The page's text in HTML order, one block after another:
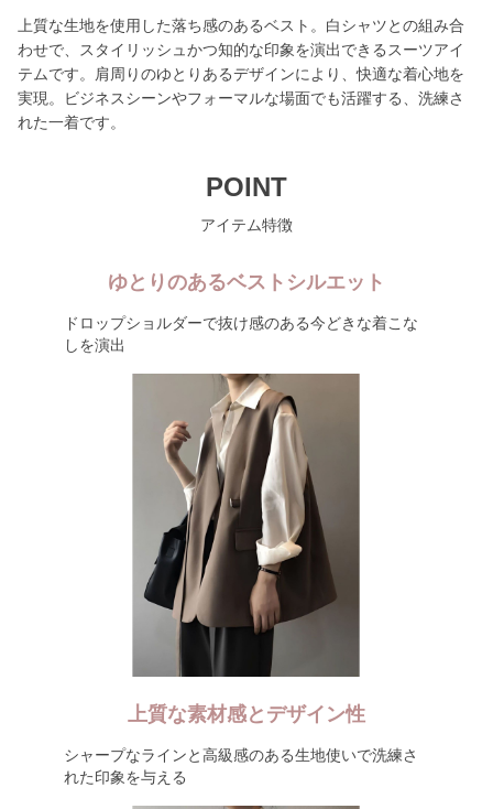
上質な生地を使用した落ち感のあるベスト。白シャツとの組み合
わせで、スタイリッシュかつ知的な印象を演出できるスーツアイ
テムです。肩周りのゆとりあるデザインにより、快適な着心地を
実現。ビジネスシーンやフォーマルな場面でも活躍する、洗練さ
れた一着です。
POINT
アイテム特徴
ゆとりのあるベストシルエット
ドロップショルダーで抜け感のある今どきな着こな
しを演出
上質な素材感とデザイン性
シャープなラインと高級感のある生地使いで洗練さ
れた印象を与える